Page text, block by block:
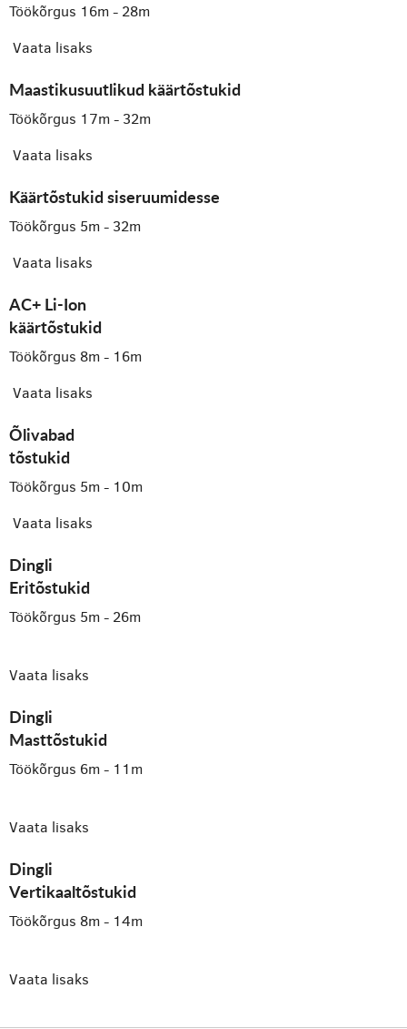
Töökõrgus 16m - 28m
Vaata lisaks
Maastikusuutlikud käärtõstukid
Töökõrgus 17m - 32m
Vaata lisaks
Käärtõstukid siseruumidesse
Töökõrgus 5m - 32m
Vaata lisaks
AC+ Li-Ion
käärtõstukid
Töökõrgus 8m - 16m
Vaata lisaks
Õlivabad
tõstukid
Töökõrgus 5m - 10m
Vaata lisaks
Dingli
Eritõstukid
Töökõrgus 5m - 26m
Vaata lisaks
Dingli
Masttõstukid
Töökõrgus 6m - 11m
Vaata lisaks
Dingli
Vertikaaltõstukid
Töökõrgus 8m - 14m
Vaata lisaks